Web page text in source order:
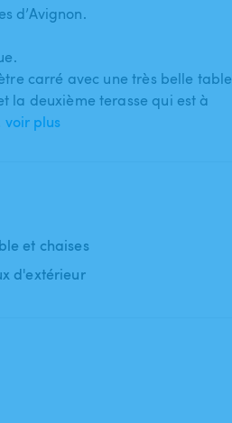
d’Avignon.
carré avec une très belle table
la deuxième terasse qui est à
voir plus
et chaises
d'extérieur